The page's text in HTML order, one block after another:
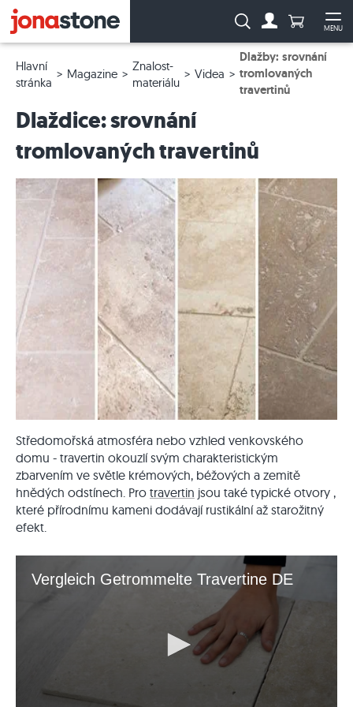
MENU
Vyhledávání:Počet
Hlavní
stránka
Magazine
Znalost-
materiálu
Videa
Dlažby: srovnání
tromlovaných
travertinů
Dlaždice: srovnání
tromlovaných travertinů
Středomořská atmosféra nebo vzhled venkovského
domu - travertin okouzlí svým charakteristickým
zbarvením ve světle krémových, béžových a zemitě
hnědých odstínech. Pro travertin jsou také typické otvory ,
které přírodnímu kameni dodávají rustikální až starožitný
efekt.
Vergleich Getrommelte Travertine DE